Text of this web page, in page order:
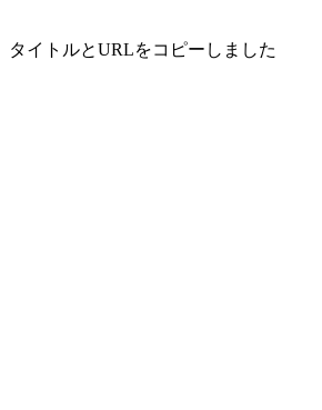
タイトルとURLをコピーしました